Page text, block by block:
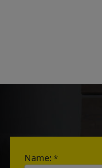
Name: *